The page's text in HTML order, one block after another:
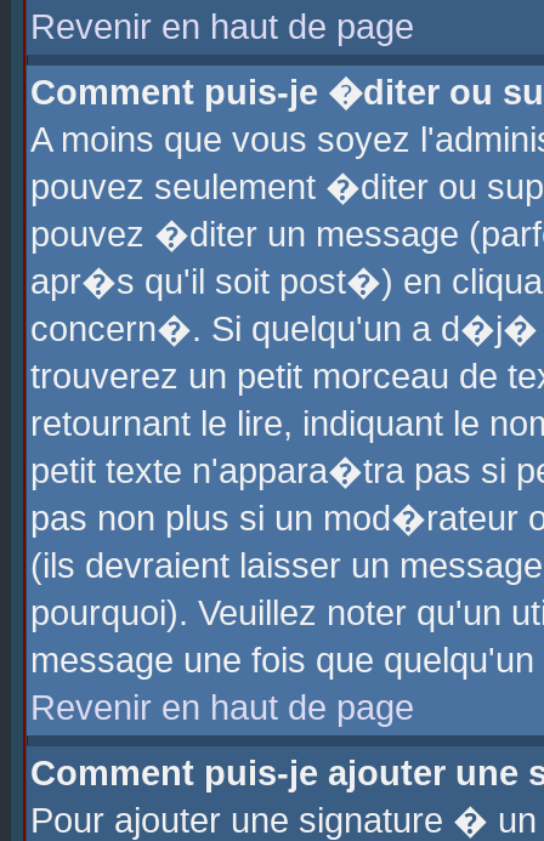
Revenir en haut de page
Comment puis-je �diter ou
A moins que vous soyez
pouvez seulement �diter ou
pouvez �diter un message
apr�s qu'il soit post�) en
concern�. Si quelqu'un a
trouverez un petit morceau de
retournant le lire, indiquant le
petit texte n'appara�tra pas si
pas non plus si un mod�rateur
(ils devraient laisser un
pourquoi). Veuillez noter qu'un
message une fois que
Revenir en haut de page
Comment puis-je ajouter une
Pour ajouter une signature �